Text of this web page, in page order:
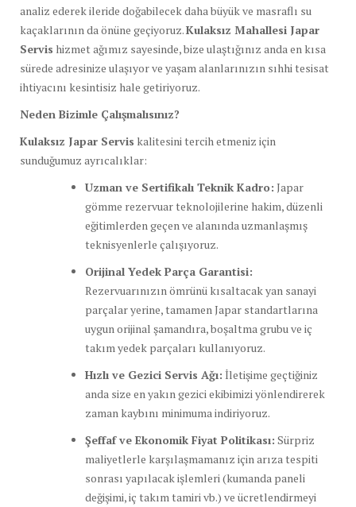
analiz ederek ileride doğabilecek daha büyük ve masraflı su
kaçaklarının da önüne geçiyoruz.Kulaksız Mahallesi Japar
Servis hizmet ağımız sayesinde, bize ulaştığınız anda en kısa
sürede adresinize ulaşıyor ve yaşam alanlarınızın sıhhi tesisat
ihtiyacını kesintisiz hale getiriyoruz.
Neden Bizimle Çalışmalısınız?
Kulaksız Japar Servis kalitesini tercih etmeniz için
sunduğumuz ayrıcalıklar:
Uzman ve Sertifikalı Teknik Kadro: Japar
gömme rezervuar teknolojilerine hakim, düzenli
eğitimlerden geçen ve alanında uzmanlaşmış
teknisyenlerle çalışıyoruz.
Orijinal Yedek Parça Garantisi:
Rezervuarınızın ömrünü kısaltacak yan sanayi
parçalar yerine, tamamen Japar standartlarına
uygun orijinal şamandıra, boşaltma grubu ve iç
takım yedek parçaları kullanıyoruz.
Hızlı ve Gezici Servis Ağı: İletişime geçtiğiniz
anda size en yakın gezici ekibimizi yönlendirerek
zaman kaybını minimuma indiriyoruz.
Şeffaf ve Ekonomik Fiyat Politikası: Sürpriz
maliyetlerle karşılaşmamanız için arıza tespiti
sonrası yapılacak işlemleri (kumanda paneli
değişimi, iç takım tamiri vb.) ve ücretlendirmeyi